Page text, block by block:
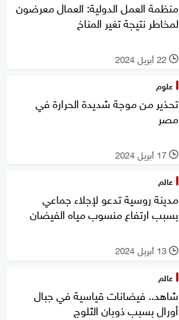
منظمة العمل الدولية: العمال معرضون
لمخاطر نتيجة تغير المناخ
l 22 أبريل 2024
علوم
تحذير من موجة شديدة الحرارة في
مصر
l 17 أبريل 2024
عالم
مدينة روسية تدعو لإجلاء جماعي
بسبب ارتفاع منسوب مياه الفيضان
l 13 أبريل 2024
عالم
شاهد.. فيضانات قياسية في جبال
أورال بسبب ذوبان الثلوج